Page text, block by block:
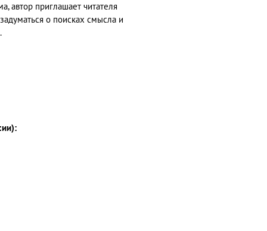
автор приглашает читателя
о поисках смысла и